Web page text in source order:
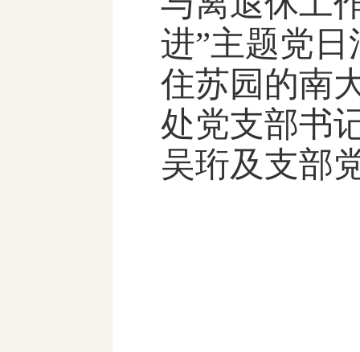
进”主题党
住苏园的南
处党支部书
吴珩及支部